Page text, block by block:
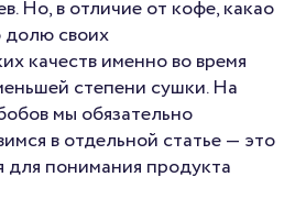
Но, в отличие от кофе, какао
долю своих
качеств именно во время
степени сушки. На
мы обязательно
в отдельной статье — это
для понимания продукта